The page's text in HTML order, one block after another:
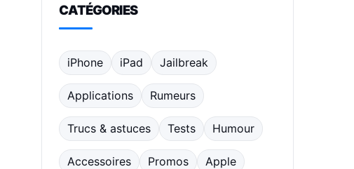
CATÉGORIES
iPhone iPad Jailbreak
Applications Rumeurs
Trucs & astuces Tests Humour
Accessoires Promos Apple